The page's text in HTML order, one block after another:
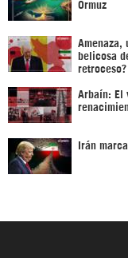
Ormuz
Amenaza,
belicosa
retroceso?
Arbaín: El
Irán